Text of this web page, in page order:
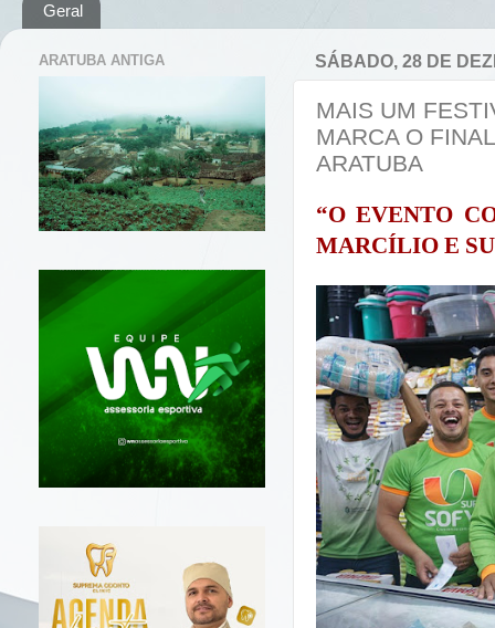
Geral
SÁBADO, 28 DE
MAIS UM
MARCA O
ARATUBA
“O EVENTO
MARCÍLIO E
ARATUBA ANTIGA